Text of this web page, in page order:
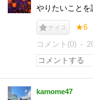
やりたいことを
ナイス ★6
コメント(0)
kamome47